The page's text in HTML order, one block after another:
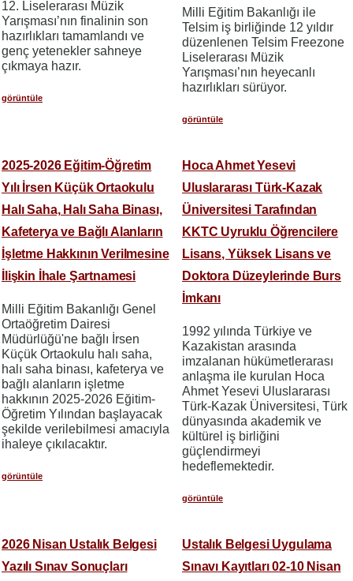
12. Liselerarası Müzik
Yarışması’nın finalinin son
hazırlıkları tamamlandı ve
genç yetenekler sahneye
çıkmaya hazır.
görüntüle
Milli Eğitim Bakanlığı ile
Telsim iş birliğinde 12 yıldır
düzenlenen Telsim Freezone
Liselerarası Müzik
Yarışması’nın heyecanlı
hazırlıkları sürüyor.
görüntüle
2025-2026 Eğitim-Öğretim
Yılı İrsen Küçük Ortaokulu
Halı Saha, Halı Saha Binası,
Kafeterya ve Bağlı Alanların
İşletme Hakkının Verilmesine
İlişkin İhale Şartnamesi
Milli Eğitim Bakanlığı Genel
Ortaöğretim Dairesi
Müdürlüğü'ne bağlı İrsen
Küçük Ortaokulu halı saha,
halı saha binası, kafeterya ve
bağlı alanların işletme
hakkının 2025-2026 Eğitim-
Öğretim Yılından başlayacak
şekilde verilebilmesi amacıyla
ihaleye çıkılacaktır.
görüntüle
Hoca Ahmet Yesevi
Uluslararası Türk-Kazak
Üniversitesi Tarafından
KKTC Uyruklu Öğrencilere
Lisans, Yüksek Lisans ve
Doktora Düzeylerinde Burs
İmkanı
1992 yılında Türkiye ve
Kazakistan arasında
imzalanan hükümetlerarası
anlaşma ile kurulan Hoca
Ahmet Yesevi Uluslararası
Türk-Kazak Üniversitesi, Türk
dünyasında akademik ve
kültürel iş birliğini
güçlendirmeyi
hedeflemektedir.
görüntüle
2026 Nisan Ustalık Belgesi
Yazılı Sınav Sonuçları
Ustalık Belgesi Uygulama
Sınavı Kayıtları 02-10 Nisan